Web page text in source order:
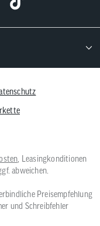
, Leasingkonditionen
abweichen.
Preisempfehlung
und Schreibfehler